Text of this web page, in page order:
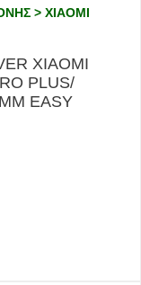
> XIAOMI
XIAOMI
PLUS/
EASY